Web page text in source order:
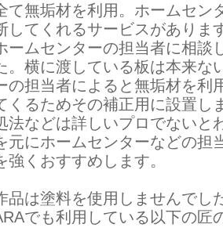
て無垢材を利用。ホームセン
してくれるサービスがありま
ームセンターの担当者に相談
。横に渡している板は本来な
の担当者によると無垢材を利
くるためその補正用に設置し
法などは詳しいプロでないと
元にホームセンターなどの担
強くおすすめします。
品は塗料を使用しませんでし
でも利用している以下の匠